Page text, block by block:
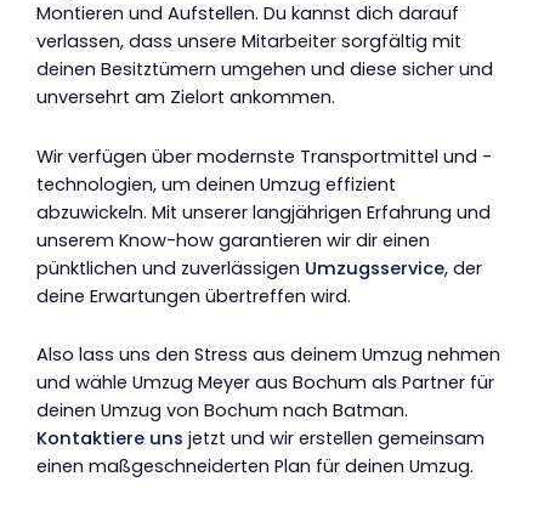
Montieren und Aufstellen. Du kannst dich darauf
verlassen, dass unsere Mitarbeiter sorgfältig mit
deinen Besitztümern umgehen und diese sicher und
unversehrt am Zielort ankommen.
Wir verfügen über modernste Transportmittel und -
technologien, um deinen Umzug effizient
abzuwickeln. Mit unserer langjährigen Erfahrung und
unserem Know-how garantieren wir dir einen
pünktlichen und zuverlässigen Umzugsservice, der
deine Erwartungen übertreffen wird.
Also lass uns den Stress aus deinem Umzug nehmen
und wähle Umzug Meyer aus Bochum als Partner für
deinen Umzug von Bochum nach Batman.
Kontaktiere uns jetzt und wir erstellen gemeinsam
einen maßgeschneiderten Plan für deinen Umzug.